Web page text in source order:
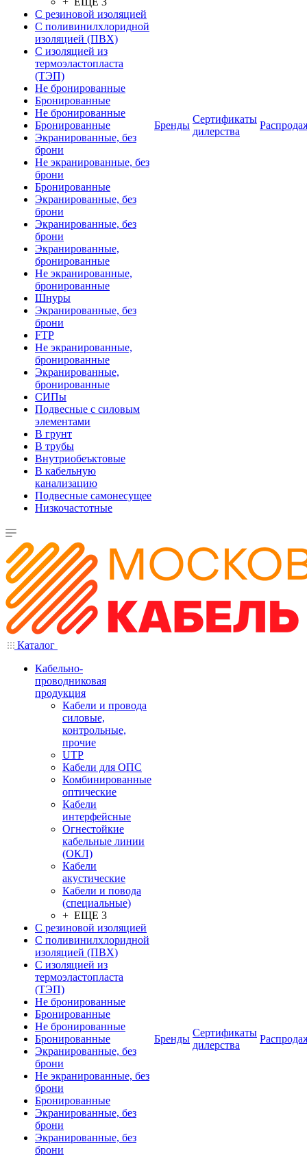
С резиновой изоляцией
С поливинилхлоридной
изоляцией (ПВХ)
С изоляцией из
термоэластопласта
(ТЭП)
Не бронированные
Бронированные
Не бронированные
Бронированные
Экранированные, без
брони
Не экранированные, без
брони
Бронированные
Экранированные, без
брони
Экранированные, без
брони
Экранированные,
бронированные
Не экранированные,
бронированные
Шнуры
Экранированные, без
брони
FTP
Не экранированные,
бронированные
Экранированные,
бронированные
СИПы
Подвесные с силовым
элементами
В грунт
В трубы
Внутриобеъктовые
В кабельную
канализацию
Подвесные самонесущее
Низкочастотные
Бренды
Сертификаты
дилерства
Каталог
Кабельно-
проводниковая
продукция
Кабели и провода
силовые,
контрольные,
прочие
UTP
Кабели для ОПС
Комбинированные
оптические
Кабели
интерфейсные
Огнестойкие
кабельные линии
(ОКЛ)
Кабели
акустические
Кабели и повода
(специальные)
+ ЕЩЕ 3
С резиновой изоляцией
С поливинилхлоридной
изоляцией (ПВХ)
С изоляцией из
термоэластопласта
(ТЭП)
Не бронированные
Бронированные
Не бронированные
Бронированные
Экранированные, без
брони
Не экранированные, без
брони
Бронированные
Экранированные, без
брони
Экранированные, без
брони
Бренды
Сертификаты
дилерства